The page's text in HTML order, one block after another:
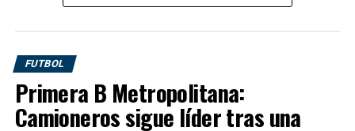
Independiente Rivadavia y
ventajas
El encuentro comenzó con mucho ritmo y con el empuje
de unaLepraque fue recibida de manera ensordecedora
FUTBOL
Primera B Metropolitana:
Camioneros sigue líder tras una